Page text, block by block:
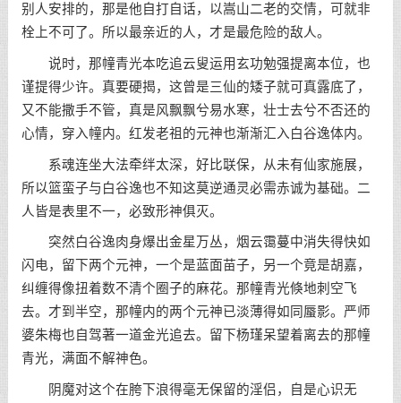
别人安排的，那是他自打自话，以嵩山二老的交情，可就非
栓上不可了。所以最亲近的人，才是最危险的敌人。
说时，那幢青光本吃追云叟运用玄功勉强提离本位，也
谨提得少许。真要硬揭，这曾是三仙的矮子就可真露底了，
又不能撒手不管，真是风飘飘兮易水寒，壮士去兮不否还的
心情，穿入幢内。红发老祖的元神也渐渐汇入白谷逸体内。
系魂连坐大法牵绊太深，好比联保，从未有仙家施展，
所以篮蛮子与白谷逸也不知这莫逆通灵必需赤诚为基础。二
人皆是表里不一，必致形神俱灭。
突然白谷逸肉身爆出金星万丛，烟云霭蔓中消失得快如
闪电，留下两个元神，一个是蓝面苗子，另一个竟是胡嘉，
纠缠得像扭着数不清个圈子的麻花。那幢青光倏地刺空飞
去。才到半空，那幢内的两个元神已淡薄得如同蜃影。严师
婆朱梅也自驾著一道金光追去。留下杨瑾呆望着离去的那幢
青光，满面不解神色。
阴魔对这个在胯下浪得毫无保留的淫侣，自是心识无